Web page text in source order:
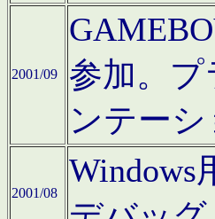
2001/09
参加。
ンテーシ
2001/08
Windows